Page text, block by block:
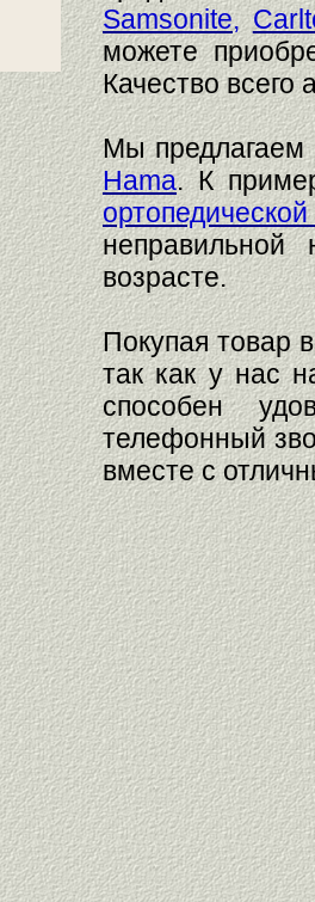
Samsonite,
можете
Качество всего
Мы
Hama. К
возрасте.
Покупая товар
так как у нас
способен
телефонный
вместе с